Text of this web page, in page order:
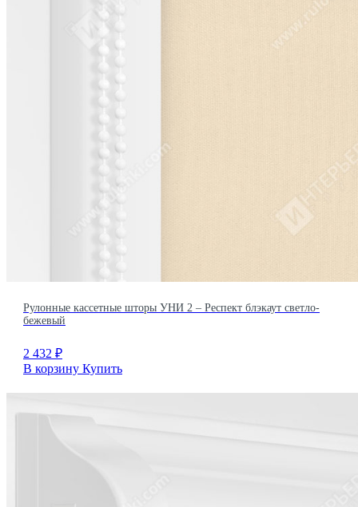
Рулонные кассетные шторы УНИ 2 – Респект блэкаут светло-
бежевый
2 432 ₽
В корзину Купить